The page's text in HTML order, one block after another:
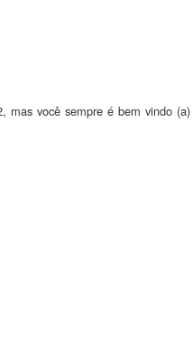
mas você sempre é bem vindo (a)